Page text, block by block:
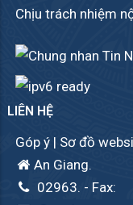
Chịu trách nhiệm
LIÊN HỆ
Góp ý | Sơ đồ
An Giang.
02963. - Fax: